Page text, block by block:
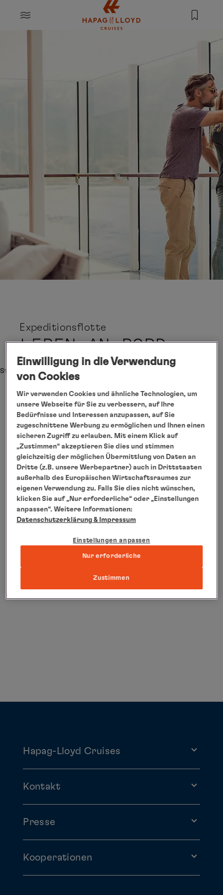
Springe zum Hauptinhalt
MENU
Expeditionsflotte
LEBENAN BORD
Startseite Unsere Flotte
Highlights Schiffsrundgang
Hapag-Lloyd Cruises
Kontakt
Presse
Kooperationen
Einwilligung in die Verwendung
von Cookies
Wir verwenden Cookies und ähnliche Technologien, um
unsere Webseite für Sie zu verbessern, auf Ihre
Bedürfnisse und Interessen anzupassen, auf Sie
zugeschnittene Werbung zu ermöglichen und Ihnen einen
sicheren Zugriff zu erlauben. Mit einem Klick auf
„Zustimmen“ akzeptieren Sie dies und stimmen
gleichzeitig der möglichen Übermittlung von Daten an
Dritte (z.B. unsere Werbepartner) auch in Drittstaaten
außerhalb des Europäischen Wirtschaftsraumes zur
eigenen Verwendung zu. Falls Sie dies nicht wünschen,
klicken Sie auf „Nur erforderliche“ oder „Einstellungen
anpassen“. Weitere Informationen:
Datenschutzerklärung & Impressum
Einstellungen anpassen
Nur erforderliche
Zustimmen